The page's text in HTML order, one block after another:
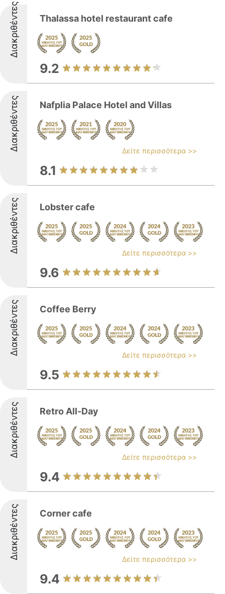
Διακριθέντες Thalassa hotel restaurant cafe
9.2
Διακριθέντες Nafplia Palace Hotel and Villas
Δείτε περισσότερα >>
8.1
Διακριθέντες Lobster cafe
Δείτε περισσότερα >>
9.6
Διακριθέντες Coffee Berry
Δείτε περισσότερα >>
9.5
Διακριθέντες Retro All-Day
Δείτε περισσότερα >>
9.4
Διακριθέντες Corner cafe
Δείτε περισσότερα >>
9.4